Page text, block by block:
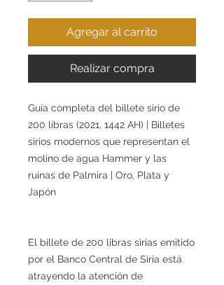
Agregar al carrito
Realizar compra
Guía completa del billete sirio de
200 libras (2021, 1442 AH) | Billetes
sirios modernos que representan el
molino de agua Hammer y las
ruinas de Palmira | Oro, Plata y
Japón
El billete de 200 libras sirias emitido
por el Banco Central de Siria está
atrayendo la atención de